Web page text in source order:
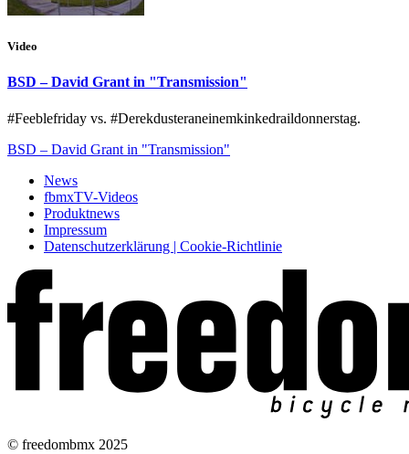
Video
BSD – David Grant in "Transmission"
#Feeblefriday vs. #Derekdusteraneinemkinkedraildonnerstag.
BSD – David Grant in "Transmission"
News
fbmxTV-Videos
Produktnews
Impressum
Datenschutzerklärung | Cookie-Richtlinie
© freedombmx 2025